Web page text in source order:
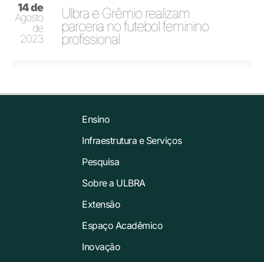
14 de
Agosto
de
2023
Ulbra e Grêmio realizam
parceria no futebol feminino
profissional
Ensino
Infraestrutura e Serviços
Pesquisa
Sobre a ULBRA
Extensão
Espaço Acadêmico
Inovação